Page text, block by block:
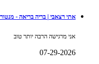
אתי רצאבי | בריה בריאה -
אני מרגישה הרבה יותר טוב
07-29-2026